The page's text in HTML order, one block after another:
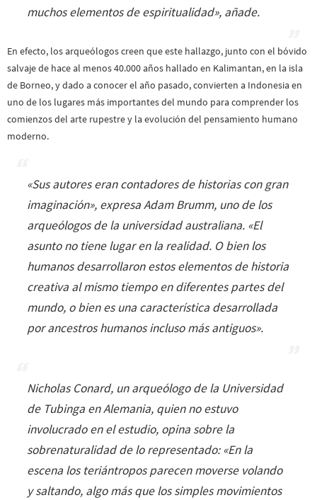
muchos elementos de espiritualidad», añade.
En efecto, los arqueólogos creen que este hallazgo, junto con el bóvido
salvaje de hace al menos 40.000 años hallado en Kalimantan, en la isla
de Borneo, y dado a conocer el año pasado, convierten a Indonesia en
uno de los lugares más importantes del mundo para comprender los
comienzos del arte rupestre y la evolución del pensamiento humano
moderno.
«Sus autores eran contadores de historias con gran
imaginación», expresa Adam Brumm, uno de los
arqueólogos de la universidad australiana. «El
asunto no tiene lugar en la realidad. O bien los
humanos desarrollaron estos elementos de historia
creativa al mismo tiempo en diferentes partes del
mundo, o bien es una característica desarrollada
por ancestros humanos incluso más antiguos».
Nicholas Conard, un arqueólogo de la Universidad
de Tubinga en Alemania, quien no estuvo
involucrado en el estudio, opina sobre la
sobrenaturalidad de lo representado: «En la
escena los teriántropos parecen moverse volando
y saltando, algo más que los simples movimientos